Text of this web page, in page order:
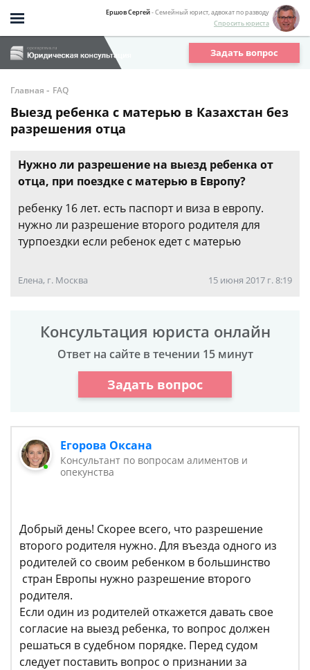
Ершов Сергей- Семейный юрист, адвокат по разводу
Спросить юриста
Задать вопрос
Главная - FAQ
Выезд ребенка с матерью в Казахстан без
разрешения отца
Нужно ли разрешение на выезд ребенка от
отца, при поездке с матерью в Европу?
ребенку 16 лет. есть паспорт и виза в европу.
нужно ли разрешение второго родителя для
турпоездки если ребенок едет с матерью
Елена, г. Москва 15 июня 2017 г. 8:19
Консультация юриста онлайн
Ответ на сайте в течении 15 минут
Задать вопрос
Егорова Оксана
Консультант по вопросам алиментов и
опекунства
Добрый день! Скорее всего, что разрешение
второго родителя нужно. Для въезда одного из
родителей со своим ребенком в большинство
стран Европы нужно разрешение второго
родителя.
Если один из родителей откажется давать свое
согласие на выезд ребенка, то вопрос должен
решаться в судебном порядке. Перед судом
следует поставить вопрос о признании за